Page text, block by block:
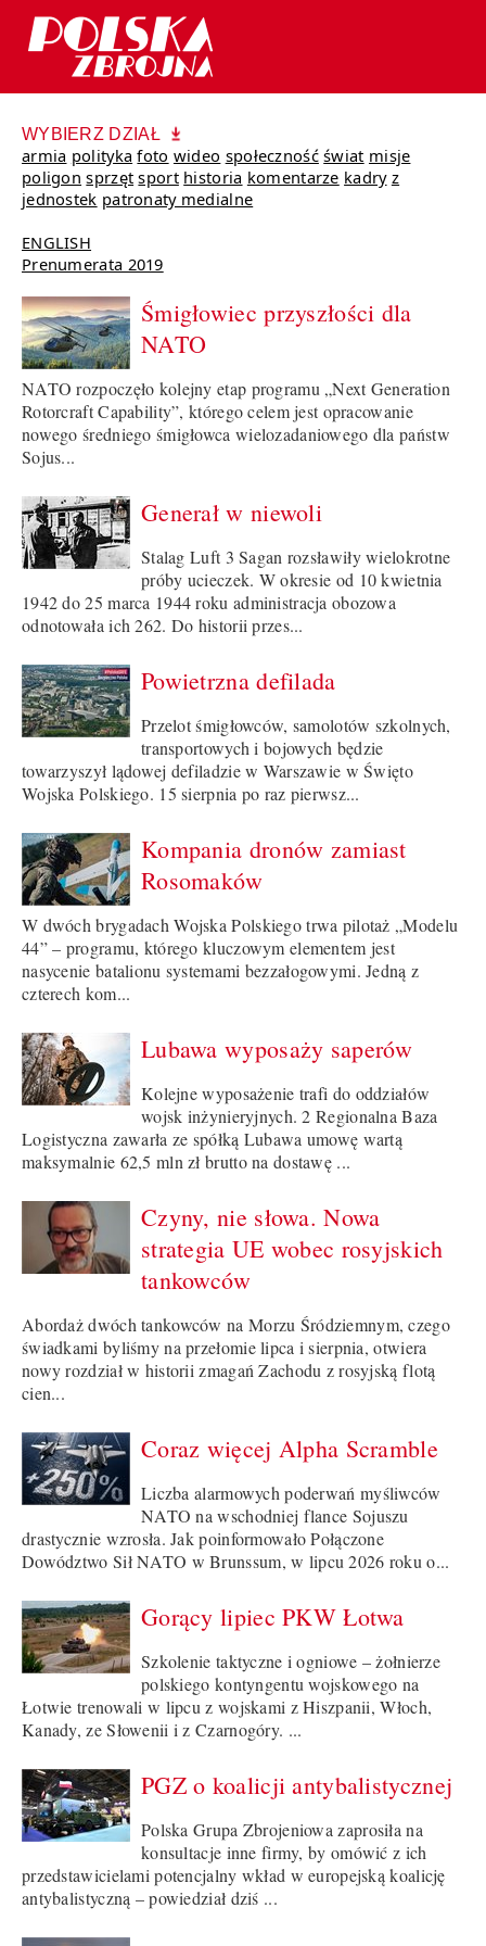
WYBIERZ DZIAŁ
armia polityka foto wideo społeczność świat misje
poligon sprzęt sport historia komentarze kadry z
jednostek patronaty medialne
ENGLISH
Prenumerata 2019
Śmigłowiec przyszłości dla
NATO
NATO rozpoczęło kolejny etap programu „Next Generation
Rotorcraft Capability”, którego celem jest opracowanie
nowego średniego śmigłowca wielozadaniowego dla państw
Sojus...
Generał w niewoli
Stalag Luft 3 Sagan rozsławiły wielokrotne
próby ucieczek. W okresie od 10 kwietnia
1942 do 25 marca 1944 roku administracja obozowa
odnotowała ich 262. Do historii przes...
Powietrzna defilada
Przelot śmigłowców, samolotów szkolnych,
transportowych i bojowych będzie
towarzyszył lądowej defiladzie w Warszawie w Święto
Wojska Polskiego. 15 sierpnia po raz pierwsz...
Kompania dronów zamiast
Rosomaków
W dwóch brygadach Wojska Polskiego trwa pilotaż „Modelu
44” – programu, którego kluczowym elementem jest
nasycenie batalionu systemami bezzałogowymi. Jedną z
czterech kom...
Lubawa wyposaży saperów
Kolejne wyposażenie trafi do oddziałów
wojsk inżynieryjnych. 2 Regionalna Baza
Logistyczna zawarła ze spółką Lubawa umowę wartą
maksymalnie 62,5 mln zł brutto na dostawę ...
Czyny, nie słowa. Nowa
strategia UE wobec rosyjskich
tankowców
Abordaż dwóch tankowców na Morzu Śródziemnym, czego
świadkami byliśmy na przełomie lipca i sierpnia, otwiera
nowy rozdział w historii zmagań Zachodu z rosyjską flotą
cien...
Coraz więcej Alpha Scramble
Liczba alarmowych poderwań myśliwców
NATO na wschodniej flance Sojuszu
drastycznie wzrosła. Jak poinformowało Połączone
Dowództwo Sił NATO w Brunssum, w lipcu 2026 roku o...
Gorący lipiec PKW Łotwa
Szkolenie taktyczne i ogniowe – żołnierze
polskiego kontyngentu wojskowego na
Łotwie trenowali w lipcu z wojskami z Hiszpanii, Włoch,
Kanady, ze Słowenii i z Czarnogóry. ...
PGZ o koalicji antybalistycznej
Polska Grupa Zbrojeniowa zaprosiła na
konsultacje inne firmy, by omówić z ich
przedstawicielami potencjalny wkład w europejską koalicję
antybalistyczną – powiedział dziś ...